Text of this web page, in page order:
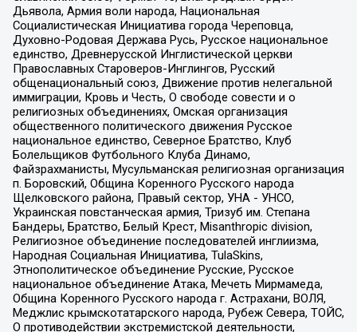
Дьявола, Армия воли народа, Национальная
Социалистическая Инициатива города Череповца,
Духовно-Родовая Держава Русь, Русское национальное
единство, Древнерусской Инглистической церкви
Православных Староверов-Инглингов, Русский
общенациональный союз, Движение против нелегальной
иммиграции, Кровь и Честь, О свободе совести и о
религиозных объединениях, Омская организация
общественного политического движения Русское
национальное единство, Северное Братство, Клуб
Болельщиков Футбольного Клуба Динамо,
Файзрахманисты, Мусульманская религиозная организация
п. Боровский, Община Коренного Русского народа
Щелковского района, Правый сектор, УНА - УНСО,
Украинская повстанческая армия, Тризуб им. Степана
Бандеры, Братство, Белый Крест, Misanthropic division,
Религиозное объединение последователей инглиизма,
Народная Социальная Инициатива, TulaSkins,
Этнополитическое объединение Русские, Русское
национальное объединение Атака, Мечеть Мирмамеда,
Община Коренного Русского народа г. Астрахани, ВОЛЯ,
Меджлис крымскотатарского народа, Рубеж Севера, ТОЙС,
О противодействии экстремистской деятельности,